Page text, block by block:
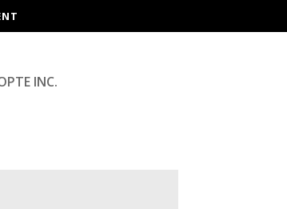
INC.